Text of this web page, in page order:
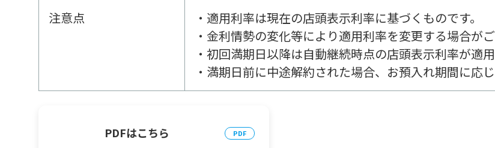
注意点
・適用利率は現在の店頭表示利率に基づくものです。
・金利情勢の変化等により適用利率を変更する場合がご
・初回満期日以降は自動継続時点の店頭表示利率が適用
・満期日前に中途解約された場合、お預入れ期間に応
PDFはこちら